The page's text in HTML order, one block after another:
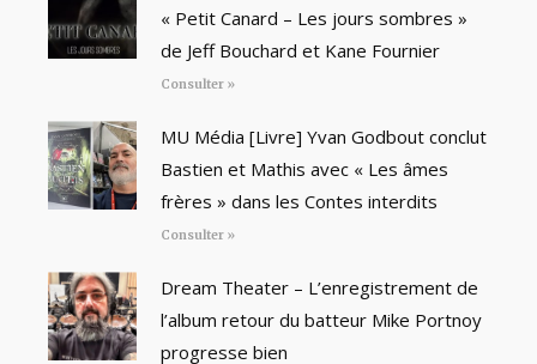
« Petit Canard – Les jours sombres »
de Jeff Bouchard et Kane Fournier
Consulter »
MU Média [Livre] Yvan Godbout conclut
Bastien et Mathis avec « Les âmes
frères » dans les Contes interdits
Consulter »
Dream Theater – L’enregistrement de
l’album retour du batteur Mike Portnoy
progresse bien